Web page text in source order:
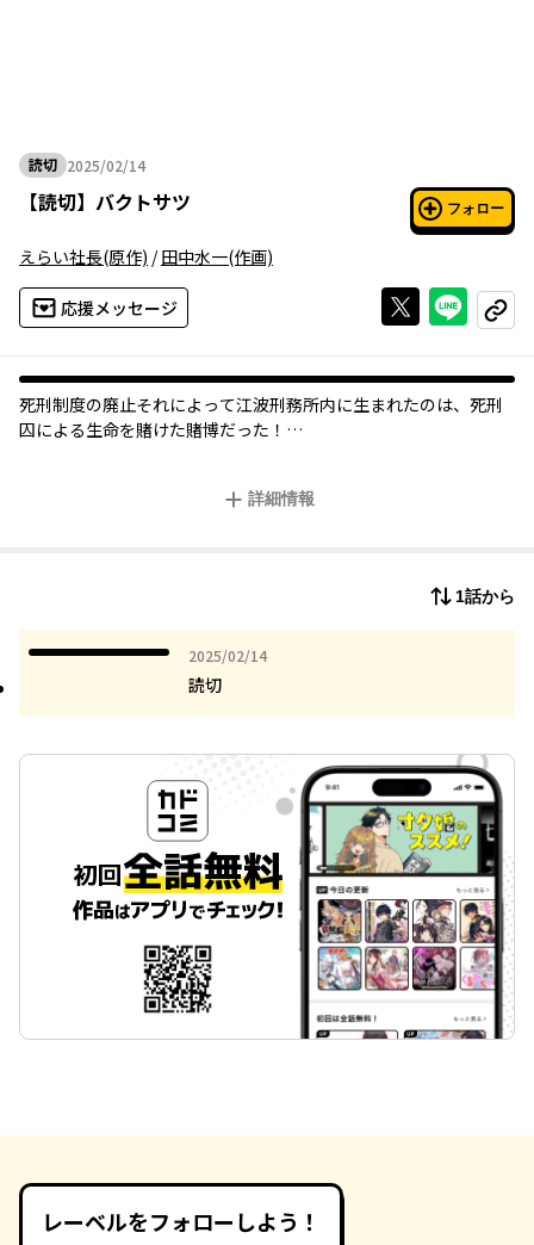
読切 2025/02/14
2025年02月14日
【読切】 バクトサツ フォロー
えらい社長(原作) /田中水一(作画)
応援メッセージ Xで投稿する
ライン
コピー
死刑制度の廃止――それによって江波刑務所内に生まれたのは、死刑
囚による生命を賭けた賭博だった！
智神だった。その見かけとは裏腹に、智神は入所早々賭博に勝利
勝者は減刑、敗者は死刑、血を「智」で洗うゲーム、開幕！
詳細情報
1話から
2025/02/14
2025年02月14日
読切
レーベルをフォローしよう！